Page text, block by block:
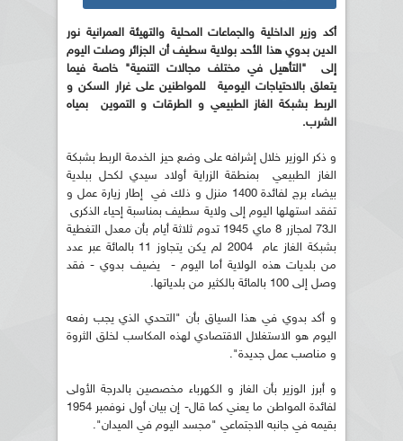
أكد وزير الداخلية والجماعات المحلية والتهيئة العمرانية نور
الدين بدوي هذا الأحد بولاية سطيف أن الجزائر وصلت اليوم
إلى "التأهيل في مختلف مجالات التنمية" خاصة فيما
يتعلق بالاحتياجات اليومية للمواطنين على غرار السكن و
الربط بشبكة الغاز الطبيعي و الطرقات و التموين بمياه
الشرب.
و ذكر الوزير خلال إشرافه على وضع حيز الخدمة الربط بشبكة
الغاز الطبيعي بمنطقة الزراية أولاد سيدي لكحل ببلدية
بيضاء برج لفائدة 1400 منزل و ذلك في إطار زيارة عمل و
تفقد استهلها اليوم إلى ولاية سطيف بمناسبة إحياء الذكرى
الـ73 لمجازر 8 ماي 1945 تدوم ثلاثة أيام بأن معدل التغطية
بشبكة الغاز عام 2004 لم يكن يتجاوز 11 بالمائة عبر عدد
من بلديات هذه الولاية أما اليوم - يضيف بدوي - فقد
وصل إلى 100 بالمائة بالكثير من بلدياتها.
و أكد بدوي في هذا السياق بأن "التحدي الذي يجب رفعه
اليوم هو الاستغلال الاقتصادي لهذه المكاسب لخلق الثروة
و مناصب عمل جديدة".
و أبرز الوزير بأن الغاز و الكهرباء مخصصين بالدرجة الأولى
لفائدة المواطن ما يعني كما قال- إن بيان أول نوفمبر 1954
بقيمه في جانبه الاجتماعي "مجسد اليوم في الميدان".